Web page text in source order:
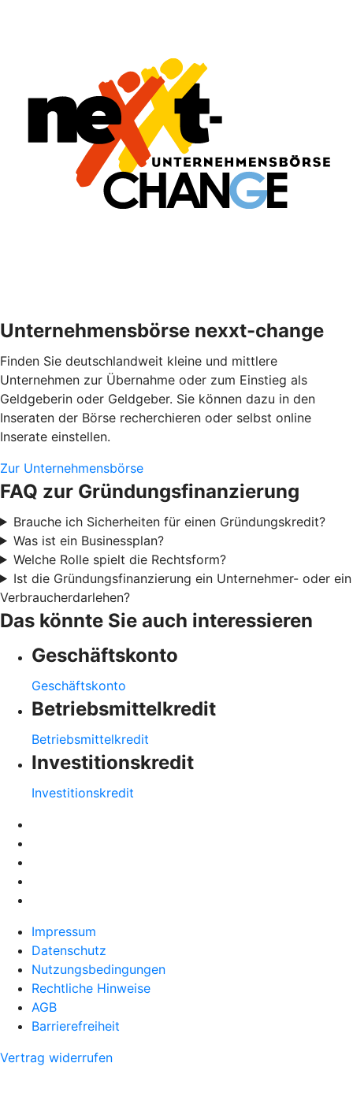
Unternehmensbörse nexxt-change
Finden Sie deutschlandweit kleine und mittlere
Unternehmen zur Übernahme oder zum Einstieg als
Geldgeberin oder Geldgeber. Sie können dazu in den
Inseraten der Börse recherchieren oder selbst online
Inserate einstellen.
Zur Unternehmensbörse
FAQ zur Gründungsfinanzierung
Brauche ich Sicherheiten für einen Gründungskredit?
Was ist ein Businessplan?
Welche Rolle spielt die Rechtsform?
Ist die Gründungsfinanzierung ein Unternehmer- oder ein
Verbraucherdarlehen?
Das könnte Sie auch interessieren
Geschäftskonto
Geschäftskonto
Betriebsmittelkredit
Betriebsmittelkredit
Investitionskredit
Investitionskredit
Impressum
Datenschutz
Nutzungsbedingungen
Rechtliche Hinweise
AGB
Barrierefreiheit
Vertrag widerrufen